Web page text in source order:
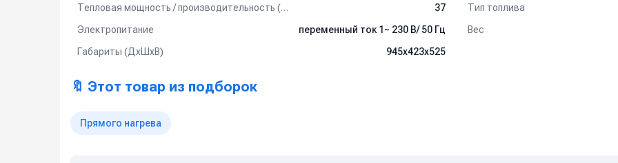
Тепловая мощность / производительность (кВт)
37 Тип топлива
Электропитание
переменный ток 1~ 230 В/ 50 Гц Вес
Габариты (ДхШхВ)
945х423х525
🔖 Этот товар из подборок
Прямого нагрева